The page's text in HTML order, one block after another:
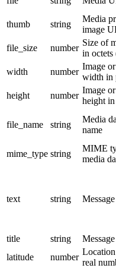
thumb
string
Media
image
file_size
number
Size of
in octets
width
number
Image
width in
height
number
Image
height
file_name string
Media
name
mime_type string
MIME
media
text string
title
string
latitude
number
real